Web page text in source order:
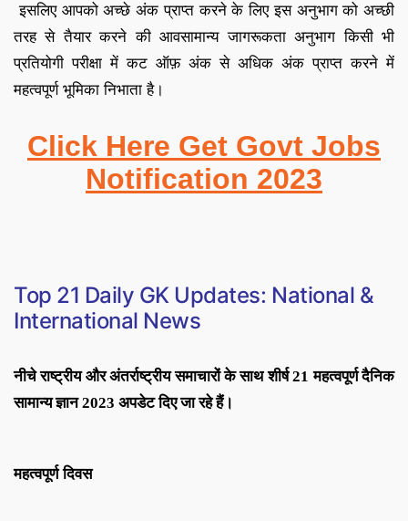
इसलिए आपको अच्छे अंक प्राप्त करने के लिए इस अनुभाग को अच्छी
तरह से तैयार करने की आवसामान्य जागरूकता अनुभाग किसी भी
प्रतियोगी परीक्षा में कट ऑफ़ अंक से अधिक अंक प्राप्त करने में
महत्वपूर्ण भूमिका निभाता है।
Click Here Get Govt Jobs
Notification 2023
Top 21 Daily GK Updates: National &
International News
नीचे राष्ट्रीय और अंतर्राष्ट्रीय समाचारों के साथ शीर्ष 21 महत्वपूर्ण दैनिक
सामान्य ज्ञान 2023 अपडेट दिए जा रहे हैं।
महत्वपूर्ण दिवस